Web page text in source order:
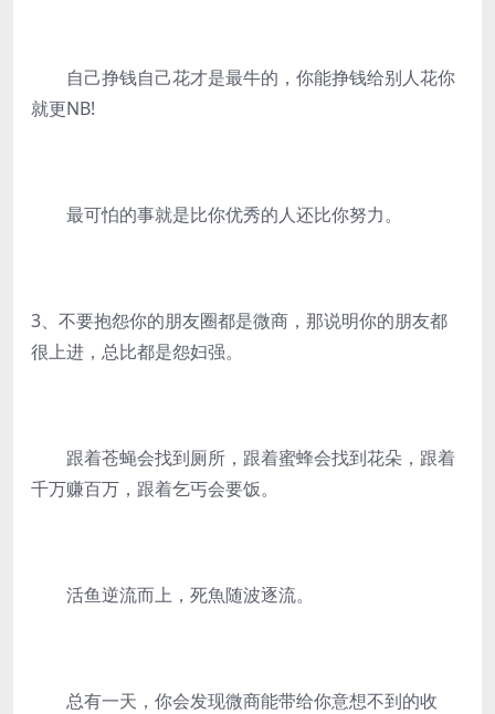
自己挣钱自己花才是最牛的，你能挣钱给别人花你
就更NB!
最可怕的事就是比你优秀的人还比你努力。
3、不要抱怨你的朋友圈都是微商，那说明你的朋友都
很上进，总比都是怨妇强。
跟着苍蝇会找到厕所，跟着蜜蜂会找到花朵，跟着
千万赚百万，跟着乞丐会要饭。
活鱼逆流而上，死魚随波逐流。
总有一天，你会发现微商能带给你意想不到的收